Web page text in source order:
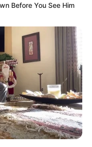
Before You See Him